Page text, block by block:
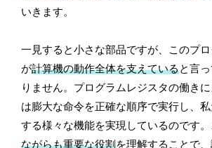
いきます。
一見すると小さな部品ですが、このプ
が計算機の動作全体を支えていると言
りません。プログラムレジスタの働き
は膨大な命令を正確な順序で実行し、
する様々な機能を実現しているのです
ながらも重要な役割を理解することで